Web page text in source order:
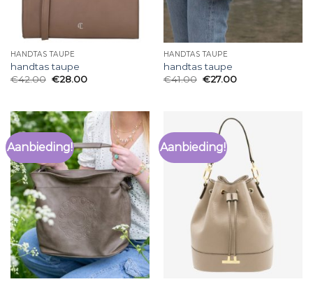
HANDTAS TAUPE
handtas taupe
€42.00 €28.00
HANDTAS TAUPE
handtas taupe
€41.00 €27.00
Aanbieding! Aanbieding!